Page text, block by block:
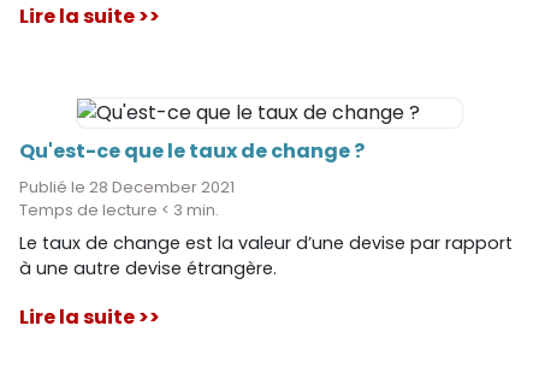
Lire la suite >>
Qu'est-ce que le taux de change ?
Publié le 28 December 2021
Temps de lecture < 3 min.
Le taux de change est la valeur d’une devise par rapport
à une autre devise étrangère.
Lire la suite >>